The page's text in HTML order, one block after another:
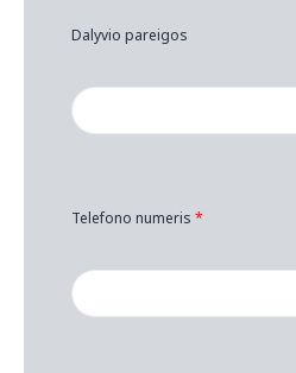
Dalyvio pareigos
Telefono numeris *